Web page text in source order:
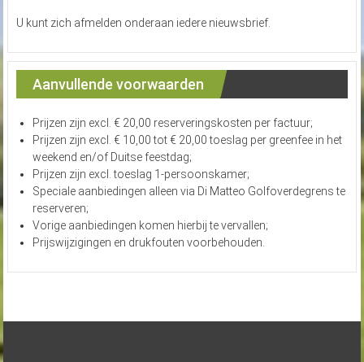
U kunt zich afmelden onderaan iedere nieuwsbrief.
Aanvullende voorwaarden
Prijzen zijn excl. € 20,00 reserveringskosten per factuur;
Prijzen zijn excl. € 10,00 tot € 20,00 toeslag per greenfee in het
weekend en/of Duitse feestdag;
Prijzen zijn excl. toeslag 1-persoonskamer;
Speciale aanbiedingen alleen via Di Matteo Golfoverdegrens te
reserveren;
Vorige aanbiedingen komen hierbij te vervallen;
Prijswijzigingen en drukfouten voorbehouden.